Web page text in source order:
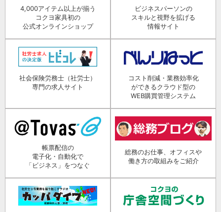
4,000アイテム以上が揃う
コクヨ家具初の
公式オンラインショップ
ビジネスパーソンの
スキルと視野を拡げる
情報サイト
社会保険労務士（社労士）
専門の求人サイト
コスト削減・業務効率化
ができるクラウド型の
WEB購買管理システム
帳票配信の
電子化・自動化で
「ビジネス」をつなぐ
総務のお仕事、オフィスや
働き方の取組みをご紹介